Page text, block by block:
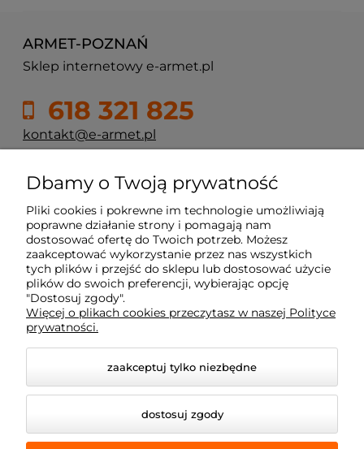
ARMET-POZNAŃ
Sklep internetowy e-armet.pl
618 321 825
kontakt@e-armet.pl
ul. Reglowa 13
60-113 Poznań
Moje konto
Płatność i dostawa
Dojazd z okolic
Dbamy o Twoją prywatność
Pliki cookies i pokrewne im technologie umożliwiają
poprawne działanie strony i pomagają nam
dostosować ofertę do Twoich potrzeb. Możesz
zaakceptować wykorzystanie przez nas wszystkich
tych plików i przejść do sklepu lub dostosować użycie
plików do swoich preferencji, wybierając opcję
"Dostosuj zgody".
Więcej o plikach cookies przeczytasz w naszej Polityce
prywatności.
zaakceptuj tylko niezbędne
dostosuj zgody